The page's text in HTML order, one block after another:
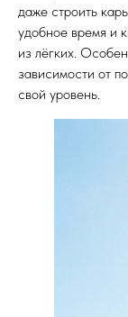
даже строить
удобное время и
из лёгких.
зависимости от
свой уровень.